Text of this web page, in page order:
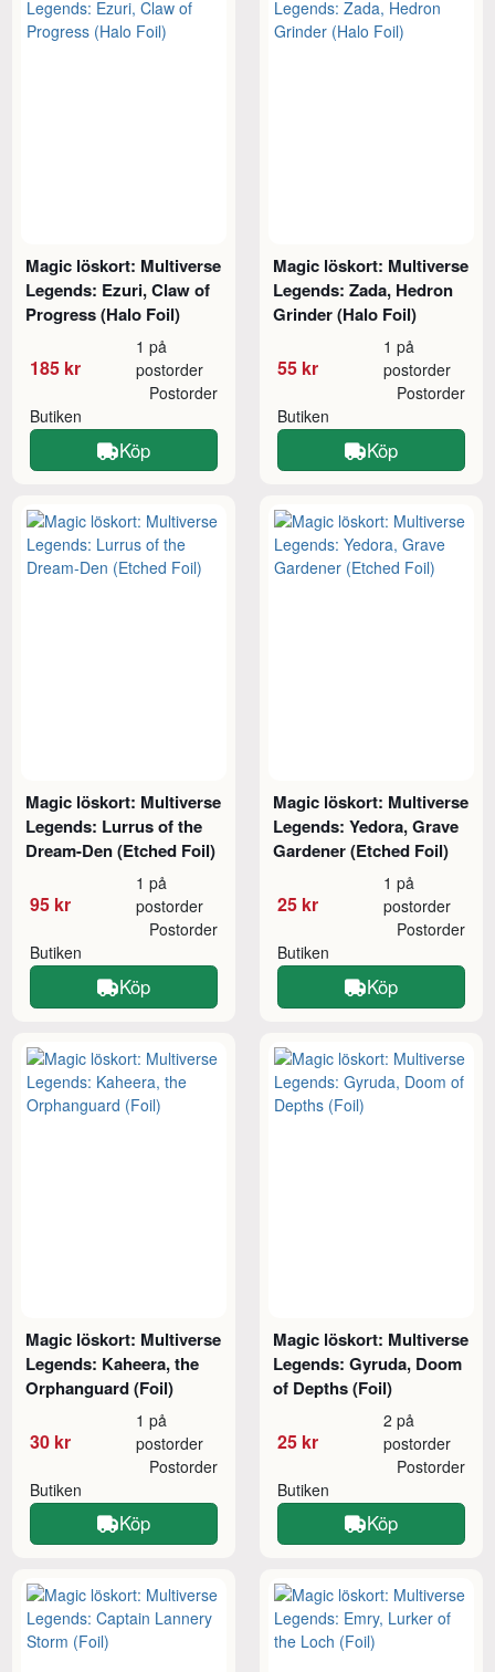
Magic löskort: Multiverse
Legends: Ezuri, Claw of
Progress (Halo Foil)
185 kr
1 på
postorder
Butiken
Postorder
Köp
Magic löskort: Multiverse
Legends: Zada, Hedron
Grinder (Halo Foil)
55 kr
1 på
postorder
Butiken
Postorder
Köp
Magic löskort: Multiverse
Legends: Lurrus of the
Dream-Den (Etched Foil)
95 kr
1 på
postorder
Butiken
Postorder
Köp
Magic löskort: Multiverse
Legends: Yedora, Grave
Gardener (Etched Foil)
25 kr
1 på
postorder
Butiken
Postorder
Köp
Magic löskort: Multiverse
Legends: Kaheera, the
Orphanguard (Foil)
30 kr
1 på
postorder
Butiken
Postorder
Köp
Magic löskort: Multiverse
Legends: Gyruda, Doom
of Depths (Foil)
25 kr
2 på
postorder
Butiken
Postorder
Köp